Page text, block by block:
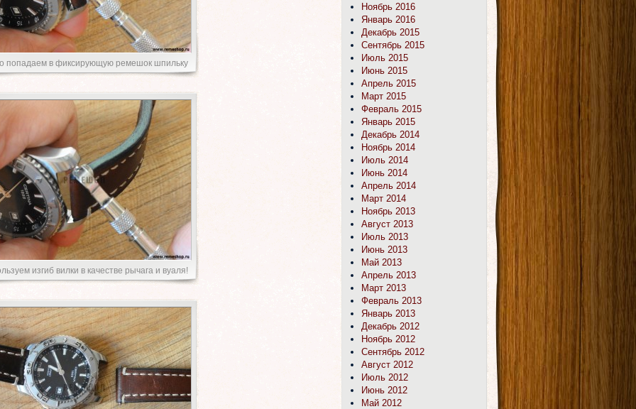
попадаем в фиксирующую ремешок шпильку
изгиб вилки в качестве рычага и вуаля!
Ноябрь 2016
Январь 2016
Декабрь 2015
Сентябрь 2015
Июль 2015
Июнь 2015
Апрель 2015
Март 2015
Февраль 2015
Январь 2015
Декабрь 2014
Ноябрь 2014
Июль 2014
Июнь 2014
Апрель 2014
Март 2014
Ноябрь 2013
Август 2013
Июль 2013
Июнь 2013
Май 2013
Апрель 2013
Март 2013
Февраль 2013
Январь 2013
Декабрь 2012
Ноябрь 2012
Сентябрь 2012
Август 2012
Июль 2012
Июнь 2012
Май 2012